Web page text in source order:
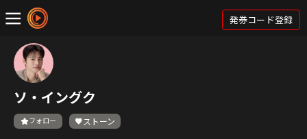
発券コード登録
ソ・イングク
フォロー ストーン